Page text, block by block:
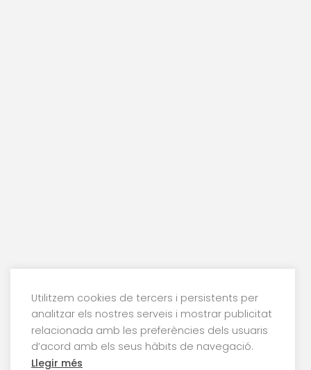
Utilitzem cookies de tercers i persistents per
analitzar els nostres serveis i mostrar publicitat
relacionada amb les preferències dels usuaris
d’acord amb els seus hàbits de navegació.
Llegir més